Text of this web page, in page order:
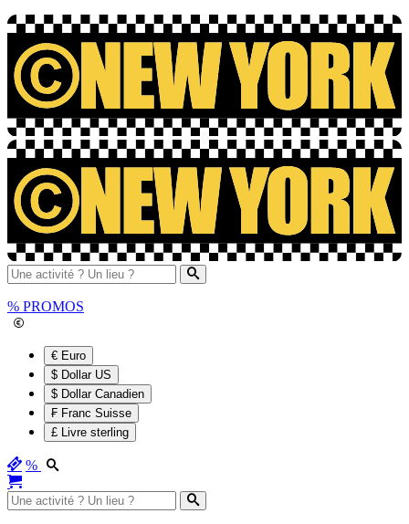
% PROMOS
€ Euro
$ Dollar US
$ Dollar Canadien
₣ Franc Suisse
£ Livre sterling
%